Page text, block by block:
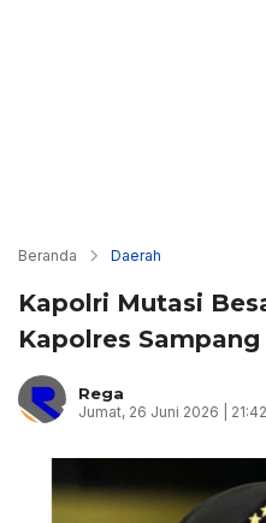
Beranda Daerah
Kapolri Mutasi
Kapolres
Rega
Jumat, 26 Juni 2026 |